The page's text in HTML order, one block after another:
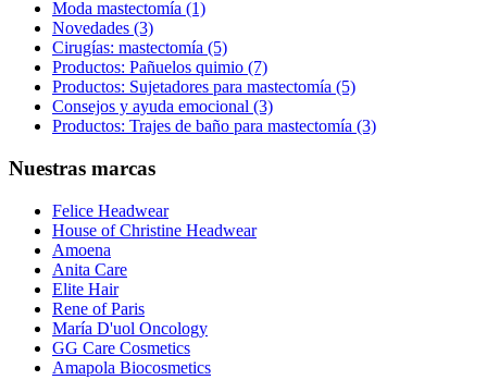
Moda mastectomía (1)
Novedades (3)
Cirugías: mastectomía (5)
Productos: Pañuelos quimio (7)
Productos: Sujetadores para mastectomía (5)
Consejos y ayuda emocional (3)
Productos: Trajes de baño para mastectomía (3)
Nuestras marcas
Felice Headwear
House of Christine Headwear
Amoena
Anita Care
Elite Hair
Rene of Paris
María D'uol Oncology
GG Care Cosmetics
Amapola Biocosmetics